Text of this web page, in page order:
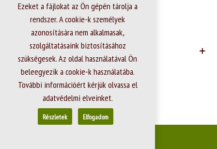
Kapcsolat adatok
© 2026 - Ecommerce software by PrestaShop™
Ezeket a fájlokat az Ön gépén tárolja a
rendszer. A cookie-k személyek
azonosítására nem alkalmasak,
szolgáltatásaink biztosításához
szükségesek. Az oldal használatával Ön
beleegyezik a cookie-k használatába.
További információért kérjük olvassa el
adatvédelmi elveinket.
Részletek Elfogadom